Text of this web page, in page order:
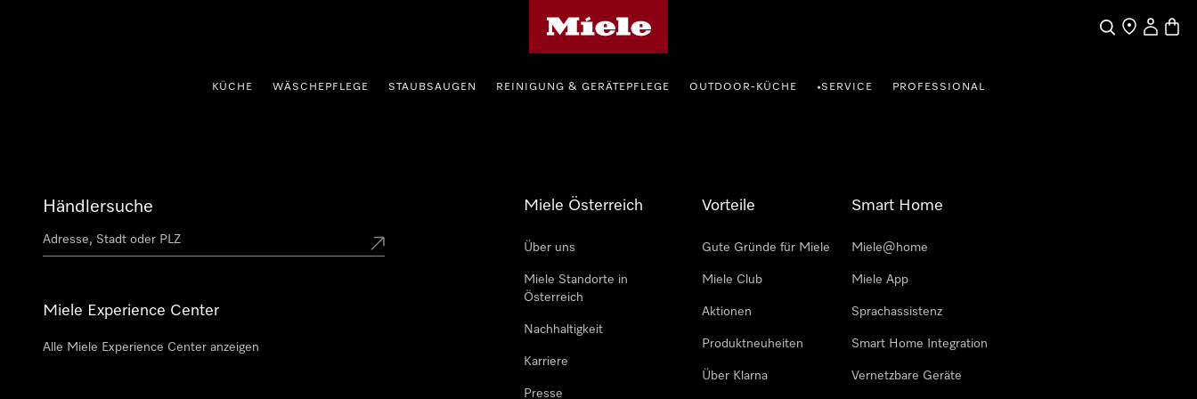
SucheHändlersuche
KÜCHE WÄSCHEPFLEGE STAUBSAUGEN REINIGUNG & GERÄTEPFLEGE OUTDOOR-KÜCHE •SERVICE PROFESSIONAL
Händlersuche
Miele Experience Center
Alle Miele Experience Center anzeigen
Miele Österreich
Über uns
Miele Standorte in
Österreich
Nachhaltigkeit
Karriere
Presse
Vorteile
Gute Gründe für Miele
Miele Club
Aktionen
Produktneuheiten
Über Klarna
Smart Home
Miele@home
Miele App
Sprachassistenz
Smart Home Integration
Vernetzbare Geräte